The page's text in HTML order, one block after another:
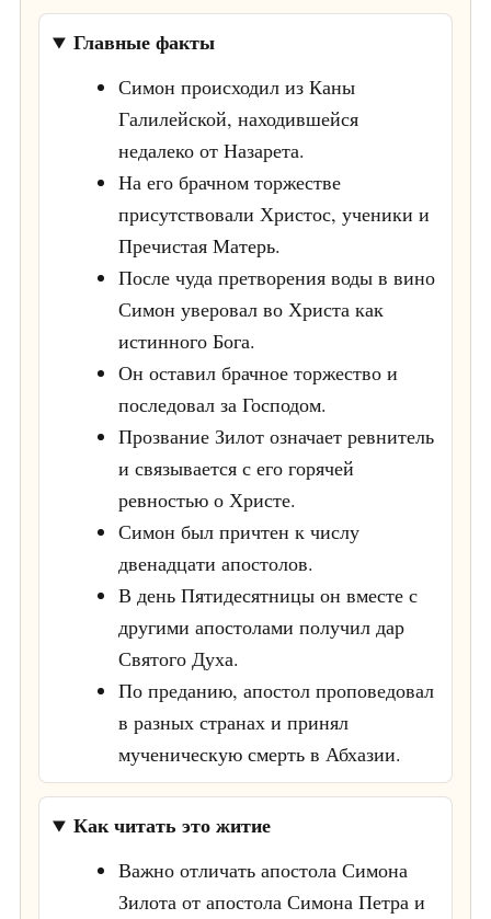
Главные факты
Симон происходил из Каны
Галилейской, находившейся
недалеко от Назарета.
На его брачном торжестве
присутствовали Христос, ученики и
Пречистая Матерь.
После чуда претворения воды в вино
Симон уверовал во Христа как
истинного Бога.
Он оставил брачное торжество и
последовал за Господом.
Прозвание Зилот означает ревнитель
и связывается с его горячей
ревностью о Христе.
Симон был причтен к числу
двенадцати апостолов.
В день Пятидесятницы он вместе с
другими апостолами получил дар
Святого Духа.
По преданию, апостол проповедовал
в разных странах и принял
мученическую смерть в Абхазии.
Как читать это житие
Важно отличать апостола Симона
Зилота от апостола Симона Петра и